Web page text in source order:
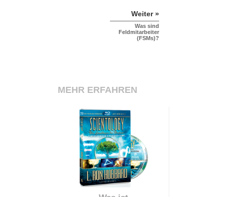
Weiter »
Was sind
Feldmitarbeiter
(FSMs)?
MEHR ERFAHREN